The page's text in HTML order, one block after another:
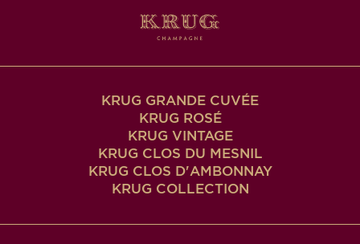
KRUG GRANDE CUVÉE
KRUG ROSÉ
KRUG VINTAGE
KRUG CLOS DU MESNIL
KRUG CLOS D'AMBONNAY
KRUG COLLECTION